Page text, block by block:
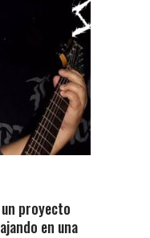
proyecto
en una